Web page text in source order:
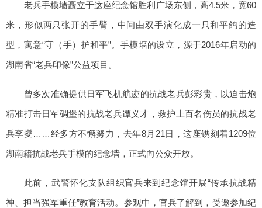
老兵手模墙矗立于这座纪念馆胜利广场东侧，高4.5米，宽60
米，形似两只张开的手臂，中间由双手演化成一只和平鸽的造
型，寓意“守（手）护和平”。手模墙的设立，源于2016年启动的
湖南省“老兵印像”公益项目。
曾多次准确提供日军飞机航迹的抗战老兵彭彩贵，以迫击炮
精准打击日军碉堡的抗战老兵谭义才，救护上百名伤员的抗战老
兵李燮……经多方不懈努力，去年8月21日，这座镌刻着1209位
湖南籍抗战老兵手模的纪念墙，正式向公众开放。
此前，武警怀化支队组织官兵来到纪念馆开展“传承抗战精
神、担当强军重任”教育活动。参观中，官兵了解到，受邀参加纪